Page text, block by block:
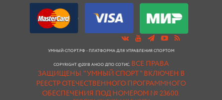
УМНЫЙ-СПОРТ.РФ - ПЛАТФОРМА ДЛЯ УПРАВЛЕНИЯ СПОРТОМ
COPYRIGHT ©2018 АНОО ДПО СОТИС. ВСЕ ПРАВА
ЗАЩИЩЕНЫ."УМНЫЙ СПОРТ " ВКЛЮЧЕН В
РЕЕСТР ОТЕЧЕСТВЕННОГО ПРОГРАММНОГО
ОБЕСПЕЧЕНИЯ ПОД НОМЕРОМ № 23600.